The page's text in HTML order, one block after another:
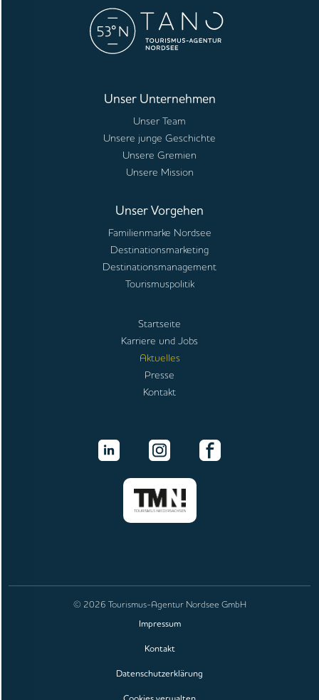
Unser Unternehmen
Unser Team
Unsere junge Geschichte
Unsere Gremien
Unsere Mission
Unser Vorgehen
Familienmarke Nordsee
Destinationsmarketing
Destinationsmanagement
Tourismuspolitik
Startseite
Karriere und Jobs
Aktuelles
Presse
Kontakt
© 2026 Tourismus-Agentur Nordsee GmbH
Impressum
Kontakt
Datenschutzerklärung